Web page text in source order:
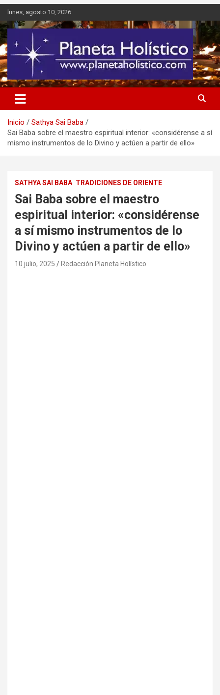
Saltar
contenido
lunes, agosto 10, 2026
Planeta Holístico
Difusión de espiritualidad, terapias alternativas holísticas, cursos,
talleres y seminarios
Inicio
Sathya Sai Baba
Sai Baba sobre el maestro espiritual interior: «considérense a sí
mismo instrumentos de lo Divino y actúen a partir de ello»
SATHYA SAI BABA TRADICIONES DE ORIENTE
Sai Baba sobre el maestro
espiritual interior: «considérense
a sí mismo instrumentos de lo
Divino y actúen a partir de ello»
10 julio, 2025 Redacción Planeta Holístico